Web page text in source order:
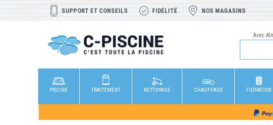
SUPPORT ET CONSEILS FIDÉLITÉ NOS MAGASINS
Avec
PISCINE TRAITEMENT NETTOYAGE CHAUFFAGE FILTRATION